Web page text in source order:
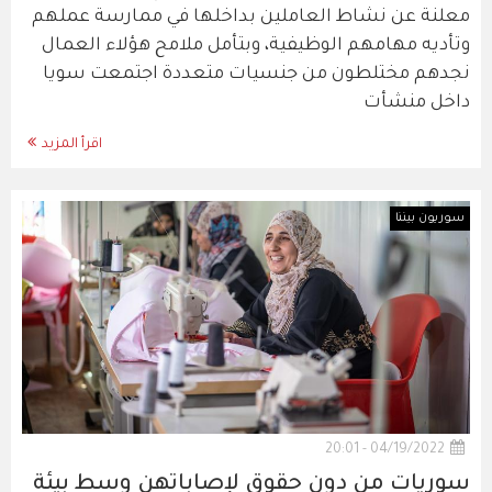
معلنة عن نشاط العاملين بداخلها في ممارسة عملهم
وتأديه مهامهم الوظيفية، وبتأمل ملامح هؤلاء العمال
نجدهم مختلطون من جنسيات متعددة اجتمعت سويا
داخل منشأت
اقرأ المزيد
سوريون بيننا
04/19/2022 - 20:01
سوريات من دون حقوق لإصاباتهن وسط بيئة